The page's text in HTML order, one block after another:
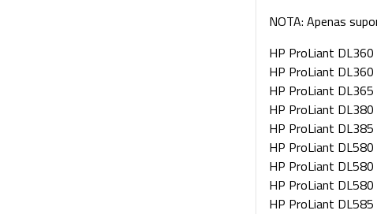
NOTA: Apenas
HP ProLiant DL360
HP ProLiant DL360
HP ProLiant DL365
HP ProLiant DL380
HP ProLiant DL385
HP ProLiant DL580
HP ProLiant DL580
HP ProLiant DL580
HP ProLiant DL585